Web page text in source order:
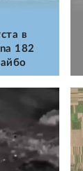
в
182